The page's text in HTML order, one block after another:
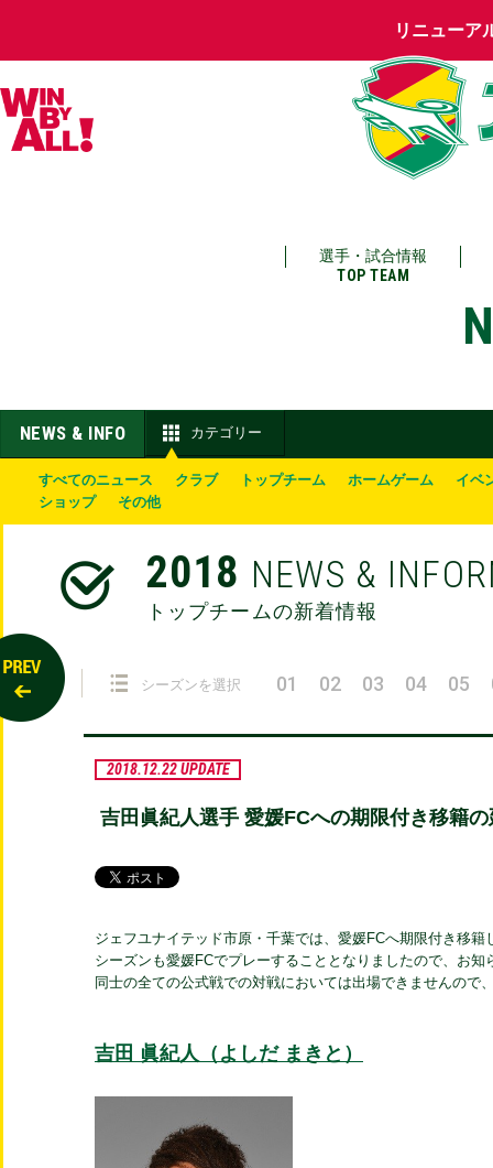
リニューア
選手・試合情報
TOP TEAM
NEWS & INFO カテゴリー
すべてのニュース クラブ トップチーム ホームゲーム
イベ
ショップ
その他
2018 NEWS &
トップチームの新着情報
シーズンを選択 01 02 03 04 05
2018.12.22 UPDATE
吉田眞紀人選手 愛媛FCへの期限付き移籍
ジェフユナイテッド市原・千葉では、愛媛FCへ期限付き移
シーズンも愛媛FCでプレーすることとなりましたので、お
同士の全ての公式戦での対戦においては出場できませんので
吉田 眞紀人（よしだ まきと）